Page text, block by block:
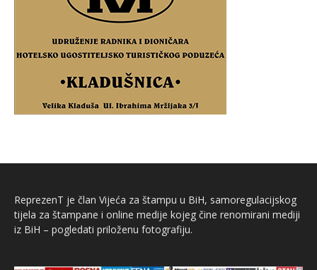
ReprezenT je član Vijeća za štampu u BiH, samoregulacijskog
tijela za štampane i online medije kojeg čine renomirani mediji
iz BiH – pogledati priloženu fotografiju.